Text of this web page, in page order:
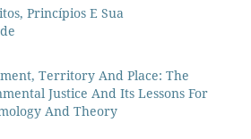
Princípios E Sua
Territory And Place: The
Justice And Its Lessons For
And Theory